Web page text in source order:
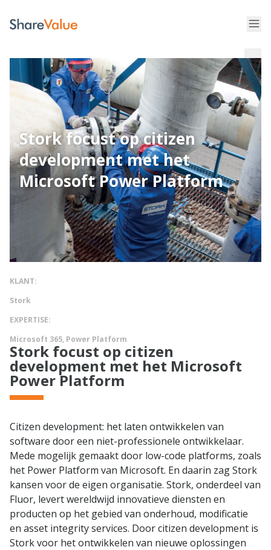
Stork focust op citizen
development met het
Microsoft Power Platform
KLANT:
Stork
EXPERTISE:
Microsoft 365, Power Platform
Stork focust op citizen
development met het Microsoft
Power Platform
Citizen development: het laten ontwikkelen van
software door een niet-professionele ontwikkelaar.
Mede mogelijk gemaakt door low-code platforms, zoals
het Power Platform van Microsoft. En daarin zag Stork
kansen voor de eigen organisatie. Stork, onderdeel van
Fluor, levert wereldwijd innovatieve diensten en
producten op het gebied van onderhoud, modificatie
en asset integrity services. Door citizen development is
Stork voor het ontwikkelen van nieuwe oplossingen